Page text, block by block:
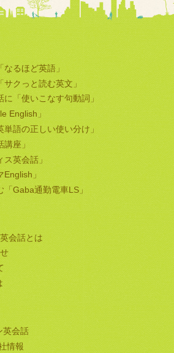
るほど英語」
クっと読む英文」
「使いこなす句動詞」
English」
語の正しい使い分け」
座」
英会話」
」
Gaba通勤電車LS」
会話とは
英会話
情報